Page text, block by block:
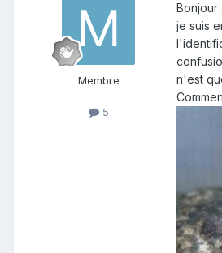
Membre
5
Bonjour
je suis
n'est